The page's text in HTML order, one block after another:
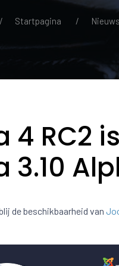
Startpagina Nieuws
4 RC2
3.10
de beschikbaarheid van